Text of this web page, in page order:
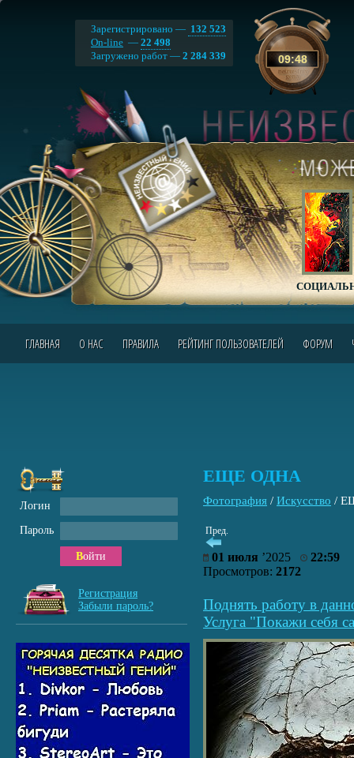
09:48
Зарегистрировано — 132 523
On-line — 22 498
Загружено работ — 2 284 339
ГЛАВНАЯ О НАС ПРАВИЛА РЕЙТИНГ ПОЛЬЗОВАТЕЛЕЙ ФОРУМ
ЕЩЕ ОДНА
Фотография / Искусство /
Пред.
01 июля ’2025
22:59
Просмотров: 2172
Поднять работу в
Услуга "Покажи себя
Логин
Пароль
Войти
Регистрация
Забыли пароль?